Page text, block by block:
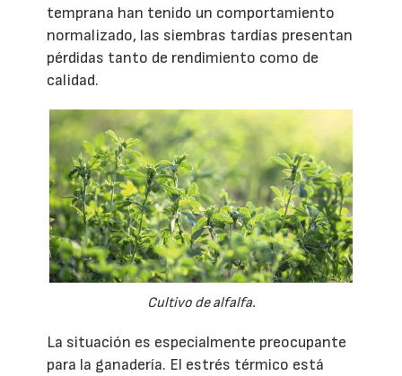
temprana han tenido un comportamiento
normalizado, las siembras tardías presentan
pérdidas tanto de rendimiento como de
calidad.
Cultivo de alfalfa.
La situación es especialmente preocupante
para la ganadería. El estrés térmico está